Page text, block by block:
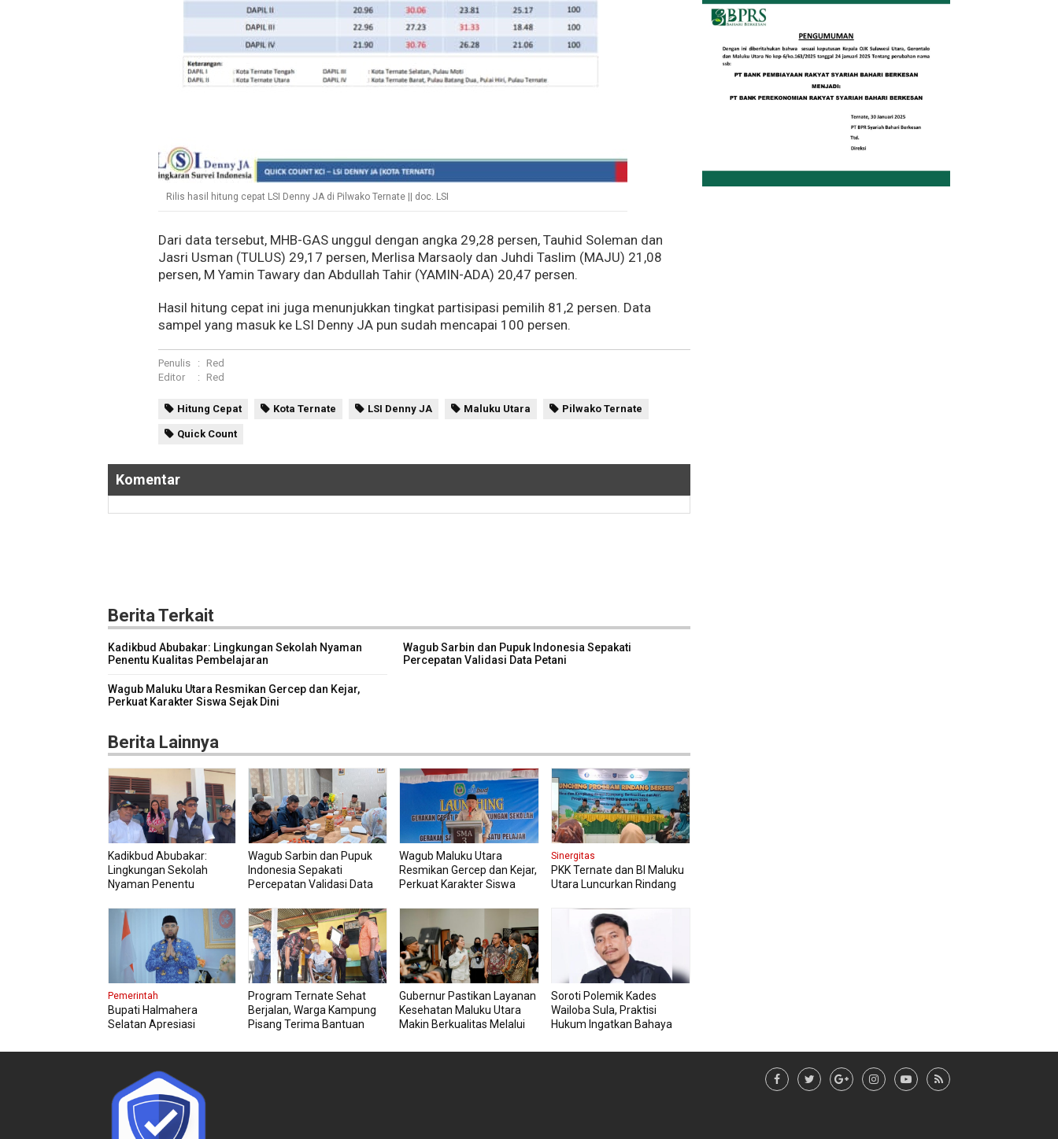
Rilis hasil hitung cepat LSI Denny JA di Pilwako Ternate || doc. LSI
Dari data tersebut, MHB-GAS unggul dengan angka 29,28 persen, Tauhid Soleman dan
Jasri Usman (TULUS) 29,17 persen, Merlisa Marsaoly dan Juhdi Taslim (MAJU) 21,08
persen, M Yamin Tawary dan Abdullah Tahir (YAMIN-ADA) 20,47 persen.
Hasil hitung cepat ini juga menunjukkan tingkat partisipasi pemilih 81,2 persen. Data
sampel yang masuk ke LSI Denny JA pun sudah mencapai 100 persen.
Penulis :
Red
Editor
: Red
Hitung Cepat Kota Ternate LSI Denny JA Maluku Utara Pilwako Ternate
Quick Count
Komentar
Berita Terkait
Kadikbud Abubakar: Lingkungan Sekolah Nyaman
Penentu Kualitas Pembelajaran
Wagub Sarbin dan Pupuk Indonesia Sepakati
Percepatan Validasi Data Petani
Wagub Maluku Utara Resmikan Gercep dan Kejar,
Perkuat Karakter Siswa Sejak Dini
Berita Lainnya
Kadikbud Abubakar:
Lingkungan Sekolah
Nyaman Penentu
Wagub Sarbin dan Pupuk
Indonesia Sepakati
Percepatan Validasi Data
Wagub Maluku Utara
Resmikan Gercep dan Kejar,
Perkuat Karakter Siswa
Sinergitas
PKK Ternate dan BI Maluku
Utara Luncurkan Rindang
Pangan
Pemerintah
Bupati Halmahera
Selatan Apresiasi
Transformasi Digital
Jasa
Program Ternate Sehat
Berjalan, Warga Kampung
Pisang Terima Bantuan
Gubernur Pastikan Layanan
Kesehatan Maluku Utara
Makin Berkualitas Melalui
Soroti Polemik Kades
Wailoba Sula, Praktisi
Hukum Ingatkan Bahaya